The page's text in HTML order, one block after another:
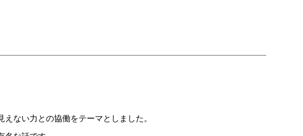
ない力との協働をテーマとしました。